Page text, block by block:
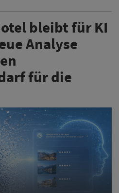
bleibt für KI
Analyse
für die